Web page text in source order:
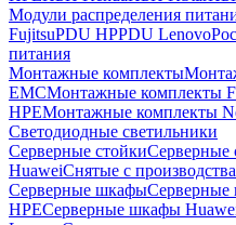
Модули распределения
FujitsuPDU HPPDU Lenovo
питания
Монтажные комплекты
EMCМонтажные комплекты
HPEМонтажные комплекты
Светодиодные светильники
Серверные стойкиСерверные
HuaweiСнятые с
Серверные шкафыСерверные
HPEСерверные шкафы